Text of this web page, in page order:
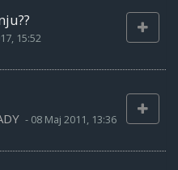
15:52
- 08 Maj 2011, 13:36